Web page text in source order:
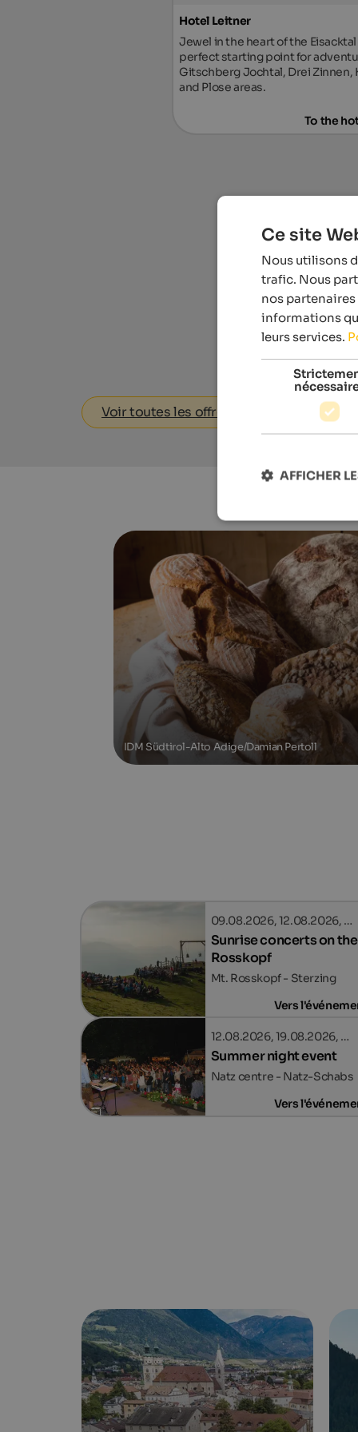
Hotel Leitner
Jewel in the heart of the Eisacktal
perfect starting point for
Gitschberg Jochtal, Drei Zinnen,
and Plose areas.
To the
Voir toutes les offres
IDM Südtirol-Alto Adige/Damian Pertoll
09.08.2026, 12.08.2026, …
Sunrise concerts on the
Rosskopf
Mt. Rosskopf - Sterzing
Vers
12.08.2026, 19.08.2026, …
Summer night event
Natz centre - Natz-Schabs
Vers
Ce site
Nous utilisons
trafic. Nous
nos
informations
leurs services.
AFFICHER